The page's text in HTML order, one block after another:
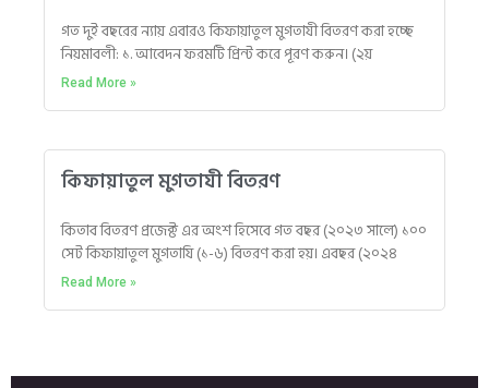
গত দুই বছরের ন্যায় এবারও কিফায়াতুল মুগতাযী বিতরণ করা হচ্ছে
নিয়মাবলী: ১. আবেদন ফরমটি প্রিন্ট করে পূরণ করুন। (২য়
Read More »
কিফায়াতুল মুগতাযী বিতরণ
কিতাব বিতরণ প্রজেক্ট এর অংশ হিসেবে গত বছর (২০২৩ সালে) ১০০
সেট কিফায়াতুল মুগতাযি (১-৬) বিতরণ করা হয়। এবছর (২০২৪
Read More »